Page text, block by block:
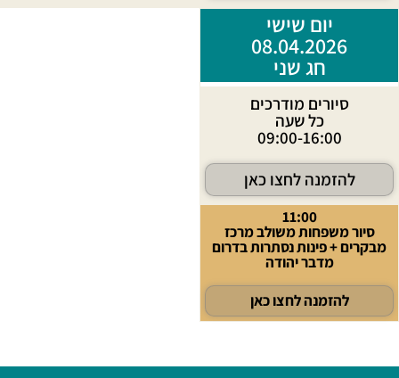
יום שישי
08.04.2026
חג שני
סיורים מודרכים
כל שעה
09:00-16:00
להזמנה לחצו כאן
11:00
סיור משפחות משולב מרכז
מבקרים + פינות נסתרות בדרום
מדבר יהודה
להזמנה לחצו כאן